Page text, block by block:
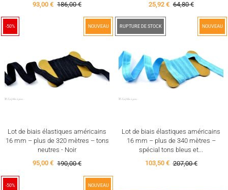
93,00 € 186,00 €
25,92 € 64,80 €
-50% NOUVEAU
Lot de biais élastiques américains
16 mm – plus de 320 mètres – tons
neutres - Noir
95,00 € 190,00 €
-50% NOUVEAU
RUPTURE DE STOCK
Lot de biais élastiques américains
16 mm – plus de 340 mètres –
spécial tons bleus et...
103,50 € 207,00 €
-50% NOUVEAU